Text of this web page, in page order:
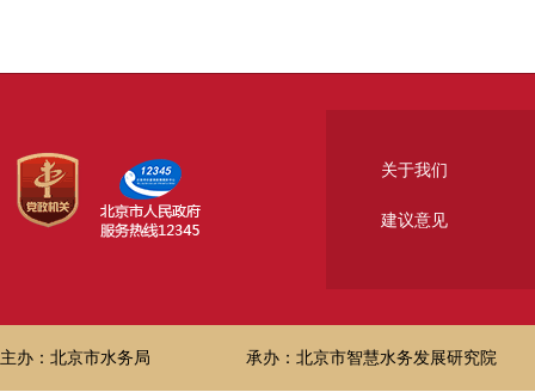
关于我们
建议意见
主办：北京市水务局 承办：北京市智慧水务发展研究院